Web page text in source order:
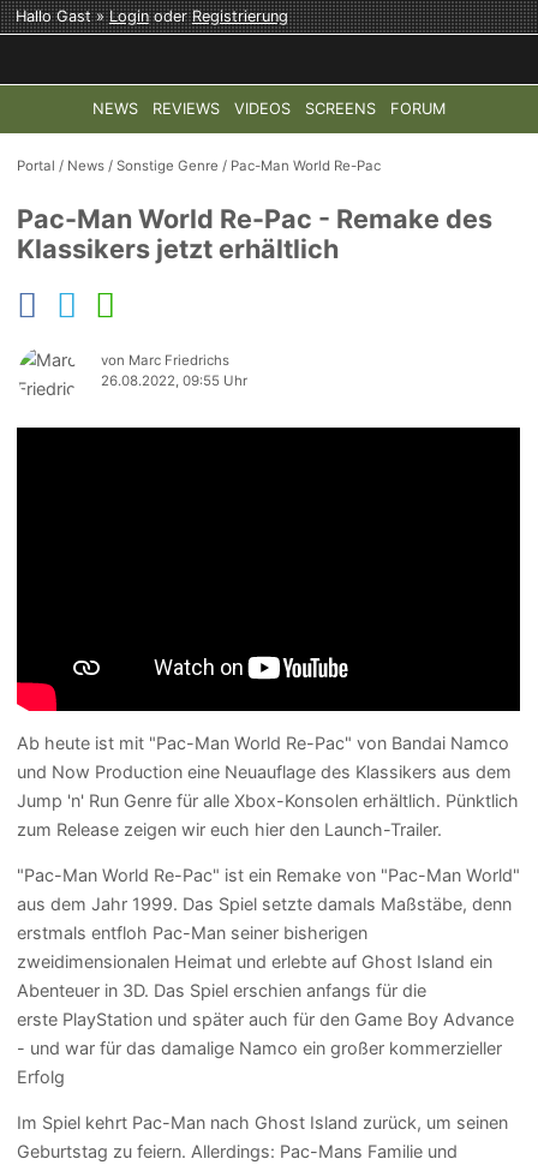
Hallo Gast »LoginoderRegistrierung
NEWS REVIEWS VIDEOS SCREENS FORUM
TOP-THEMEN: COD: MODERN WARFARE 4 HALO:
Portal / News /Sonstige Genre / Pac-Man World Re-Pac
Pac-Man World Re-Pac - Remake des
Klassikers jetzt erhältlich
von Marc Friedrichs
26.08.2022, 09:55 Uhr
Ab heute ist mit "Pac-Man World Re-Pac" von Bandai Namco
und Now Production eine Neuauflage des Klassikers aus dem
Jump 'n' Run Genre für alle Xbox-Konsolen erhältlich. Pünktlich
zum Release zeigen wir euch hier den Launch-Trailer.
"Pac-Man World Re-Pac" ist ein Remake von "Pac-Man World"
aus dem Jahr 1999. Das Spiel setzte damals Maßstäbe, denn
erstmals entfloh Pac-Man seiner bisherigen
zweidimensionalen Heimat und erlebte auf Ghost Island ein
Abenteuer in 3D. Das Spiel erschien anfangs für die
erste PlayStation und später auch für den Game Boy Advance
- und war für das damalige Namco ein großer kommerzieller
Erfolg
Im Spiel kehrt Pac-Man nach Ghost Island zurück, um seinen
Geburtstag zu feiern. Allerdings: Pac-Mans Familie und